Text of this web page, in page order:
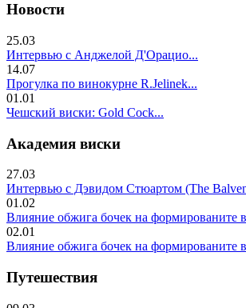
Новости
25.03
Интервью с Анджелой Д'Орацио...
14.07
Прогулка по винокурне R.Jelinek...
01.01
Чешский виски: Gold Cock...
Академия виски
27.03
Интервью с Дэвидом Стюартом (The
01.02
Влияние обжига бочек на формированите
02.01
Влияние обжига бочек на формированите
Путешествия